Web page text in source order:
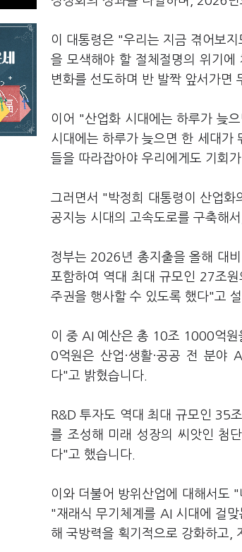
이 대통령은 "우리는 지금 겪어보
을 모색해야 할 절체절명의 위기
변화를 선도하며 반 발짝 앞서가면
이어 "산업화 시대에는 하루가 늦
시대에는 하루가 늦으면 한 세대가
들을 따라잡아야 우리에게도 기회
그러면서 "박정희 대통령이 산업화
공지능 시대의 고속도로를 구축해
정부는 2026년 총지출을 올해 대
포함하여 역대 최대 규모인 27조
주권을 행사할 수 있도록 했다"고
이 중 AI 예산은 총 10조 1000억
0억원은 산업·생활·공공 전 분야
다"고 밝혔습니다.
R&D 투자도 역대 최대 규모인 35
를 조성해 미래 성장의 씨앗인 첨
다"고 했습니다.
이와 더불어 방위산업에 대해서도
"재래식 무기체계를 AI 시대에 걸
해 국방력을 획기적으로 강화하고,